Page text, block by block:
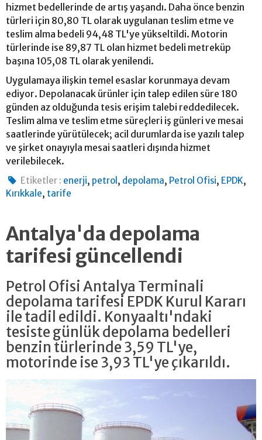
hizmet bedellerinde de artış yaşandı. Daha önce benzin
türleri için 80,80 TL olarak uygulanan teslim etme ve
teslim alma bedeli 94,48 TL'ye yükseltildi. Motorin
türlerinde ise 89,87 TL olan hizmet bedeli metreküp
başına 105,08 TL olarak yenilendi.
Uygulamaya ilişkin temel esaslar korunmaya devam
ediyor. Depolanacak ürünler için talep edilen süre 180
günden az olduğunda tesis erişim talebi reddedilecek.
Teslim alma ve teslim etme süreçleri iş günleri ve mesai
saatlerinde yürütülecek; acil durumlarda ise yazılı talep
ve şirket onayıyla mesai saatleri dışında hizmet
verilebilecek.
Etiketler : enerji, petrol , depolama, Petrol Ofisi, EPDK,
Kırıkkale, tarife
Antalya'da depolama
tarifesi güncellendi
Petrol Ofisi Antalya Terminali
depolama tarifesi EPDK Kurul Kararı
ile tadil edildi. Konyaaltı'ndaki
tesiste günlük depolama bedelleri
benzin türlerinde 3,59 TL'ye,
motorinde ise 3,93 TL'ye çıkarıldı.